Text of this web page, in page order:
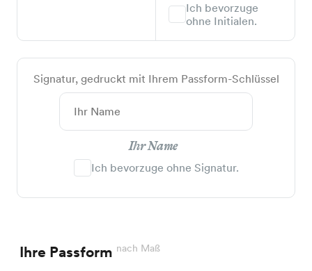
Ich bevorzuge
ohne Initialen.
Signatur, gedruckt mit Ihrem Passform-Schlüssel
Ihr Name
Ich bevorzuge ohne Signatur.
Ihre Passform nach Maß